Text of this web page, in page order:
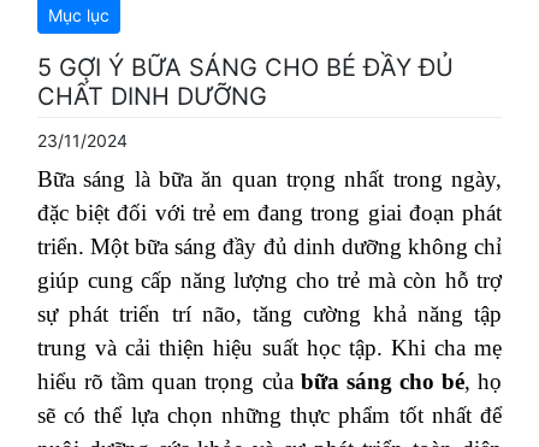
Mục lục
5 GỢI Ý BỮA SÁNG CHO BÉ ĐẦY ĐỦ
CHẤT DINH DƯỠNG
23/11/2024
Bữa sáng là bữa ăn quan trọng nhất trong ngày,
đặc biệt đối với trẻ em đang trong giai đoạn phát
triển. Một bữa sáng đầy đủ dinh dưỡng không chỉ
giúp cung cấp năng lượng cho trẻ mà còn hỗ trợ
sự phát triển trí não, tăng cường khả năng tập
trung và cải thiện hiệu suất học tập. Khi cha mẹ
hiểu rõ tầm quan trọng của bữa sáng cho bé, họ
sẽ có thể lựa chọn những thực phẩm tốt nhất để